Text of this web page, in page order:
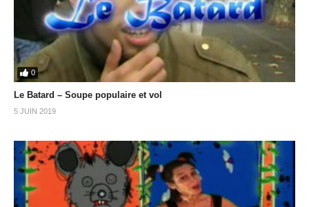
0
Le Batard – Soupe populaire et vol
5 JUIN 2019